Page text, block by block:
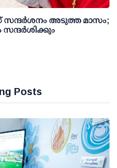
സന്ദർശനം അടുത്ത മാസം;
സന്ദർശിക്കും
Posts